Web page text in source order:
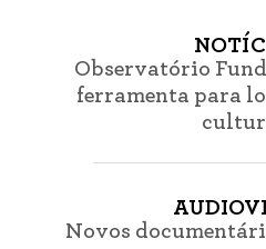
Observatório
ferramenta para
Novos